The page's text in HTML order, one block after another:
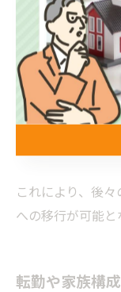
ょう。
財産分与協議
ローン残債、
売却益や損失
これにより、後
への移行が可能と
転勤や家族構